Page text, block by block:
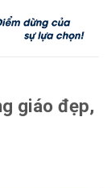
giáo đẹp,